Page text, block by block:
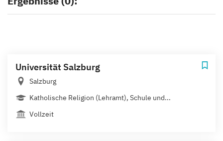
Universität Salzburg
Salzburg
Katholische Religion (Lehramt), Schule und...
Vollzeit